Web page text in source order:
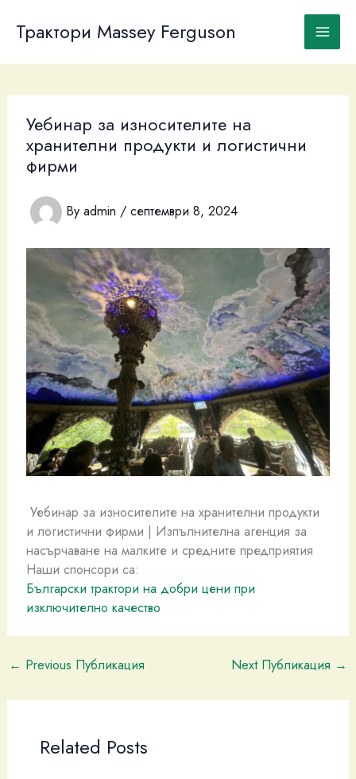
content
Трактори Massey Ferguson
Уебинар за износителите на
хранителни продукти и логистични
фирми
By admin / септември 8, 2024
Уебинар за износителите на хранителни продукти
и логистични фирми | Изпълнителна агенция за
насърчаване на малките и средните предприятия
Наши спонсори са:
Български трактори на добри цени при
изключително качество
← Previous Публикация Next Публикация →
Related Posts